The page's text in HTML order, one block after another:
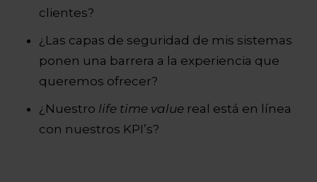
clientes?
¿Las capas de seguridad de mis sistemas
ponen una barrera a la experiencia que
queremos ofrecer?
¿Nuestro life time value real está en línea
con nuestros KPI’s?